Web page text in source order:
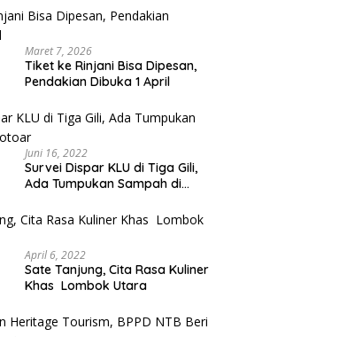
Maret 7, 2026
Tiket ke Rinjani Bisa Dipesan,
Pendakian Dibuka 1 April
Juni 16, 2022
Survei Dispar KLU di Tiga Gili,
Ada Tumpukan Sampah di
April 6, 2022
Sate Tanjung, Cita Rasa Kuliner
Khas Lombok Utara